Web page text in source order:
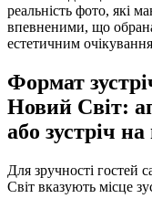
реальність фото, які
впевненими, що
естетичним
Формат
Новий Світ:
або зустріч на
Для зручності гостей
Світ вказують місце